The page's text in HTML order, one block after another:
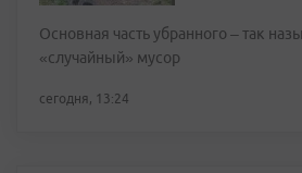
Основная часть убранного – так
«случайный» мусор
сегодня, 13:24